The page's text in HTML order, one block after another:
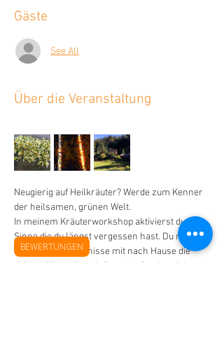
Gäste
See All
Über die Veranstaltung
Neugierig auf Heilkräuter? Werde zum Kenner
der heilsamen, grünen Welt.
In meinem Kräuterworkshop aktivierst du
Sinne die du längst vergessen hast. Du nimmst
wertvolle Geheimnisse mit nach Hause die
deinen Alltag ohne Aufwand sofort bereichern
BEWERTUNGEN